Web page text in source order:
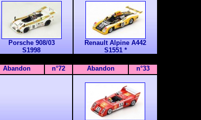
Porsche 908/03
S1998
Renault Alpine A442
S1551 *
Abandon n°72 Abandon n°33